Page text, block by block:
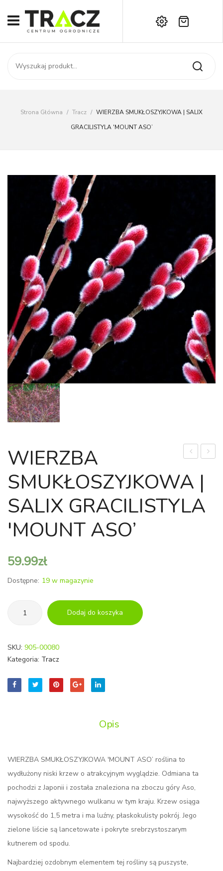
START
SKLEP
Brak produktów w koszyku.
Strona Główna / Tracz / WIERZBA SMUKŁOSZYJKOWA | SALIX
GRACILISTYLA 'MOUNT ASO’
'SPIRALIS’
JUNCUS
WIERZBA
SMUKŁOSZYJKOWA |
SALIX GRACILISTYLA
'MOUNT ASO’
59.99zł
Dostępne: 19 w magazynie
WIERZBA
GRACILISTYLA
'MOUNT
ASO'
Dodaj do koszyka
SKU: 905-00080
Kategoria: Tracz
Opis
WIERZBA SMUKŁOSZYJKOWA 'MOUNT ASO’ roślina to
wydłużony niski krzew o atrakcyjnym wyglądzie. Odmiana ta
pochodzi z Japonii i została znaleziona na zboczu góry Aso,
najwyższego aktywnego wulkanu w tym kraju. Krzew osiąga
wysokość do 1,5 metra i ma luźny, płaskokulisty pokrój. Jego
zielone liście są lancetowate i pokryte srebrzystoszarym
kutnerem od spodu.
Najbardziej ozdobnym elementem tej rośliny są puszyste,